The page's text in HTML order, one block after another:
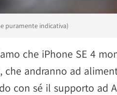
puramente indicativa)
che iPhone SE 4
che andranno ad
con sé il supporto ad